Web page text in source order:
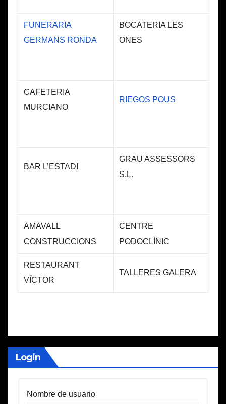
FUNERARIA
GERMANS RONDA
BOCATERIA LES
ONES
CAFETERIA
MURCIANO
RIEGOS POUS
BAR L’ESTADI
GRAU ASSESSORS
S.L.
AMAVALL
CONSTRUCCIONS
CENTRE
PODOCLÍNIC
RESTAURANT
VÍCTOR
TALLERES GALERA
Login
Nombre de usuario